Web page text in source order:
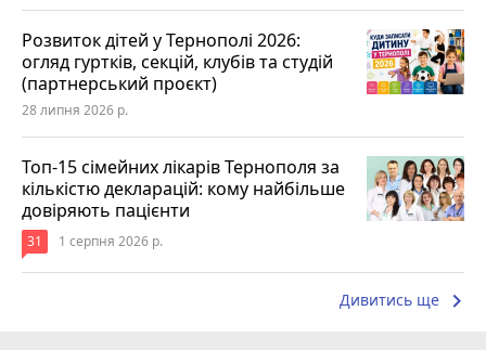
Розвиток дітей у Тернополі 2026:
огляд гуртків, секцій, клубів та студій
(партнерський проєкт)
28 липня 2026 р.
Топ-15 сімейних лікарів Тернополя за
кількістю декларацій: кому найбільше
довіряють пацієнти
31 1 серпня 2026 р.
Дивитись ще keyboard_arrow_right